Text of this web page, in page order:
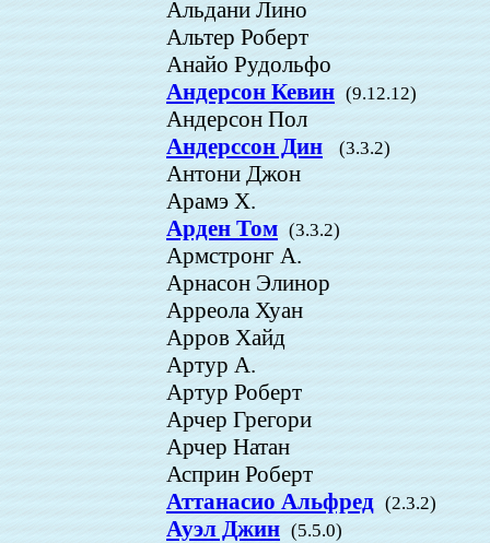
Альдани Лино
Альтер Роберт
Анайо Рудольфо
Андерсон Кевин (9.12.12)
Андерсон Пол
Андерссон Дин
(3.3.2)
Антони Джон
Арамэ Х.
Арден Том (3.3.2)
Армстронг А.
Арнасон Элинор
Арреола Хуан
Арров Хайд
Артур А.
Артур Роберт
Арчер Грегори
Арчер Натан
Асприн Роберт
Аттанасио Альфред (2.3.2)
Ауэл Джин (5.5.0)